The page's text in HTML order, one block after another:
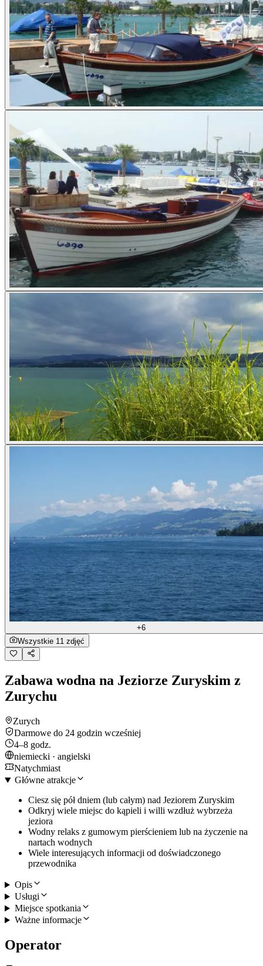
+6
Wszystkie 11 zdjęć
Zabawa wodna na Jeziorze Zuryskim z
Zurychu
Zurych
Darmowe do 24 godzin wcześniej
4–8 godz.
niemiecki · angielski
Natychmiast
Główne atrakcje
Ciesz się pół dniem (lub całym) nad Jeziorem Zuryskim
Odkryj wiele miejsc do kąpieli i willi wzdłuż wybrzeża
jeziora
Wodny relaks z gumowym pierścieniem lub na życzenie na
nartach wodnych
Wiele interesujących informacji od doświadczonego
przewodnika
Opis
Usługi
Miejsce spotkania
Ważne informacje
Operator